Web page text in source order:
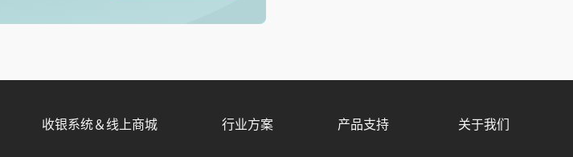
收银系统＆线上商城 行业方案 产品支持 关于我们